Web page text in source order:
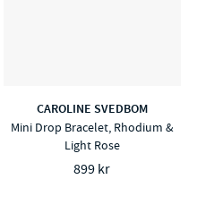
CAROLINE SVEDBOM
Mini Drop Bracelet, Rhodium &
Light Rose
899 kr